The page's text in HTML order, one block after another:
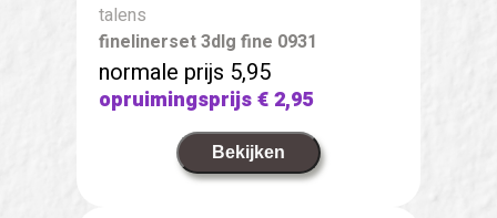
talens
finelinerset 3dlg fine 0931
normale prijs 5,95
opruimingsprijs€ 2,95
Bekijken